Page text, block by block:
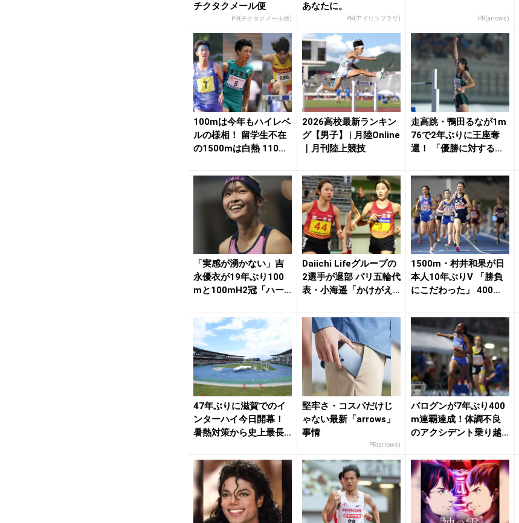
チクタクメール便
PR(チクタクメール便)
あなたに。
PR(アイリスプラザ) PR(arrows)
100mは今年もハイレベ
ルの様相！ 留学生不在
の1500mは白熱 110m
2026高校最新ランキン
グ【男子】 | 月陸Online
｜月刊陸上競技
走高跳・鴨田るなが1m
76で2年ぶりに王座奪
還！ 「優勝に対する重
「実感が湧かない」吉
永優衣が19年ぶり100
mと100mH2冠「ハー
Daiichi Lifeグループの
2選手が退部 パリ五輪代
表・小海遥「かけがえ
1500m・村井和果が日
本人10年ぶりV 「勝負
にこだわった」 400
47年ぶりに滋賀でのイ
ンターハイ今日開幕！
暑熱対策から史上最長
堅牢さ・コスパだけじ
ゃない最新「arrows」
事情
PR(arrows)
バログンが7年ぶり400
m連覇達成！体調不良
のアクシデント乗り越